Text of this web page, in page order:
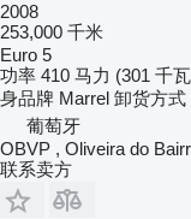
2008
253,000 千米
Euro 5
功率 410 马力 (301 千
身品牌 Marrel 卸货方式
葡萄牙
OBVP , Oliveira do
联系卖方